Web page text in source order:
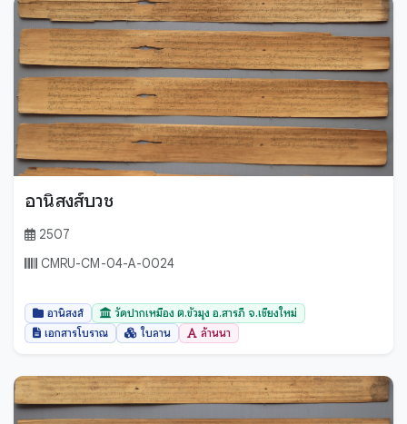
อานิสงส์บวช
2507
CMRU-CM-04-A-0024
อานิสงส์
วัดปากเหมือง ต.ขัวมุง อ.สารภี จ.เชียงใหม่
เอกสารโบราณ
ใบลาน ล้านนา